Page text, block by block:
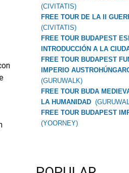
(CIVITATIS)
FREE TOUR DE LA II
(CIVITATIS)
FREE TOUR BUDAPEST
INTRODUCCIÓN A LA
FREE TOUR BUDAPEST
IMPERIO
(GURUWALK)
FREE TOUR BUDA
LA HUMANIDAD
FREE TOUR BUDAPEST
(YOORNEY)